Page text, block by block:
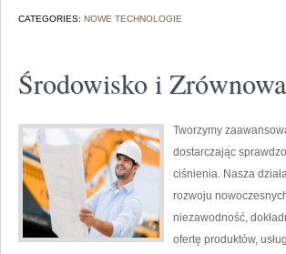
CATEGORIES: NOWE TECHNOLOGIE
Środowisko i
Tworzymy
dostarczając
ciśnienia. Nasza
rozwoju
niezawodność,
ofertę produktów,